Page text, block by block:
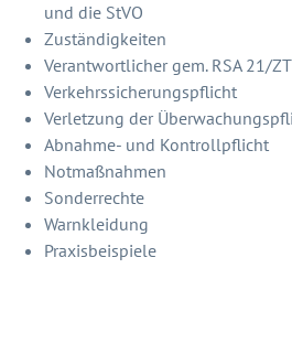
und die StVO
Zuständigkeiten
Verantwortlicher gem. RSA 21/
Verkehrssicherungspflicht
Verletzung der
Abnahme- und Kontrollpflicht
Notmaßnahmen
Sonderrechte
Warnkleidung
Praxisbeispiele